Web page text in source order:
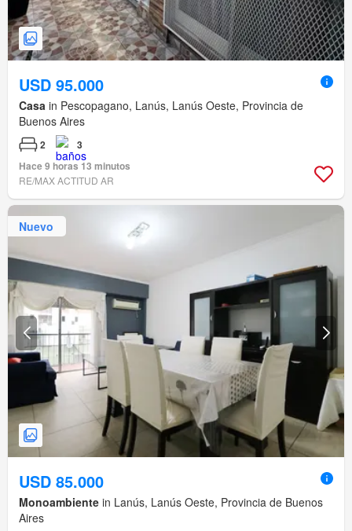
USD 95.000
Casa in Pescopagano, Lanús, Lanús Oeste, Provincia de
Buenos Aires
2
3
Hace 9 horas 13 minutos
RE/MAX ACTITUD AR
Nuevo
USD 85.000
Monoambiente in Lanús, Lanús Oeste, Provincia de Buenos
Aires